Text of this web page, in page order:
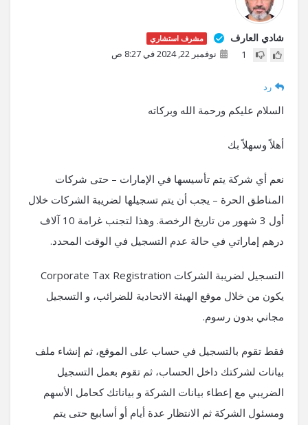
شادي العارف مشرف استشاري
1 نوفمبر 22, 2024 في 8:27 ص
رد
السلام عليكم ورحمة الله وبركاته
أهلاً وسهلاً بك
نعم أي شركة يتم تأسيسها في الإمارات – حتى شركات
المناطق الحرة – يجب أن يتم تسجيلها لضريبة الشركات خلال
أول 3 شهور من تاريخ الرخصة. وهذا لتجنب غرامة 10 آلاف
درهم إماراتي في حالة عدم التسجيل في الوقت المحدد.
التسجيل لضريبة الشركات Corporate Tax Registration
يكون من خلال موقع الهيئة الاتحادية للضرائب، و التسجيل
مجاني بدون رسوم.
فقط تقوم بالتسجيل في حساب على الموقع، ثم إنشاء ملف
بيانات لشركتك داخل الحساب، ثم تقوم بعمل التسجيل
الضريبي مع إعطاء بيانات الشركة و بياناتك كحامل الأسهم
ومسئول الشركة ثم الانتظار عدة أيام أو أسابيع حتى يتم